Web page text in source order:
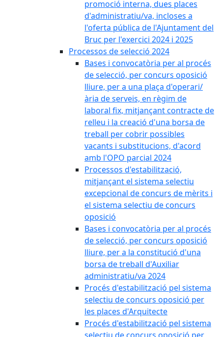
promoció interna, dues places
d'administratiu/va, incloses a
l'oferta pública de l'Ajuntament del
Bruc per l'exercici 2024 i 2025
Processos de selecció 2024
Bases i convocatòria per al procés
de selecció, per concurs oposició
lliure, per a una plaça d'operari/
ària de serveis, en règim de
laboral fix, mitjançant contracte de
relleu i la creació d'una borsa de
treball per cobrir possibles
vacants i substitucions, d'acord
amb l'OPO parcial 2024
Processos d'estabilització,
mitjançant el sistema selectiu
excepcional de concurs de mèrits i
el sistema selectiu de concurs
oposició
Bases i convocatòria per al procés
de selecció, per concurs oposició
lliure, per a la constitució d'una
borsa de treball d'Auxiliar
administratiu/va 2024
Procés d'estabilització pel sistema
selectiu de concurs oposició per
les places d'Arquitecte
Procés d'estabilització pel sistema